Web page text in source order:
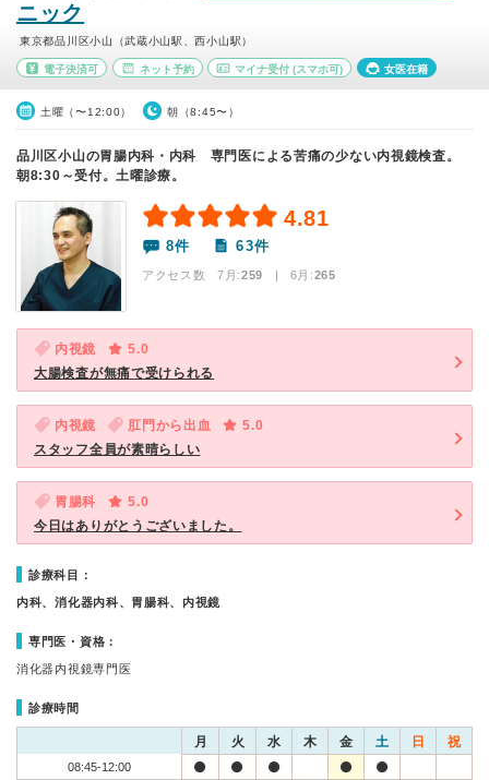
ニック
東京都品川区小山（武蔵小山駅、西小山駅）
電子決済可 ネット予約 マイナ受付 (スマホ可) 女医在籍
土曜（〜12:00） 朝（8:45〜）
品川区小山の胃腸内科・内科 専門医による苦痛の少ない内視鏡検査。
朝8:30～受付。土曜診療。
4.81
8件 63件
アクセス数 7月:259 | 6月:265
内視鏡
5.0
大腸検査が無痛で受けられる
内視鏡 肛門から出血
5.0
スタッフ全員が素晴らしい
胃腸科
5.0
今日はありがとうございました。
診療科目：
内科、消化器内科、胃腸科、内視鏡
専門医・資格：
消化器内視鏡専門医
診療時間
月 火 水 木 金 土 日 祝
08:45-12:00